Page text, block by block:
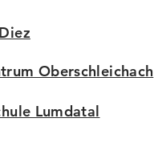
Oberschleichach
Lumdatal